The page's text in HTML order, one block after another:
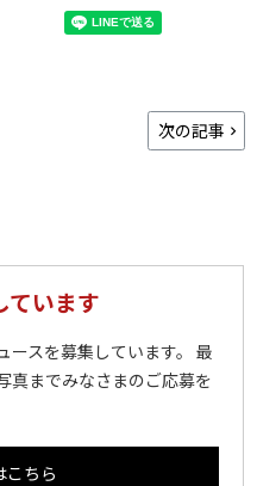
次の記事
ています
ースを募集しています。 最
真までみなさまのご応募を
こちら